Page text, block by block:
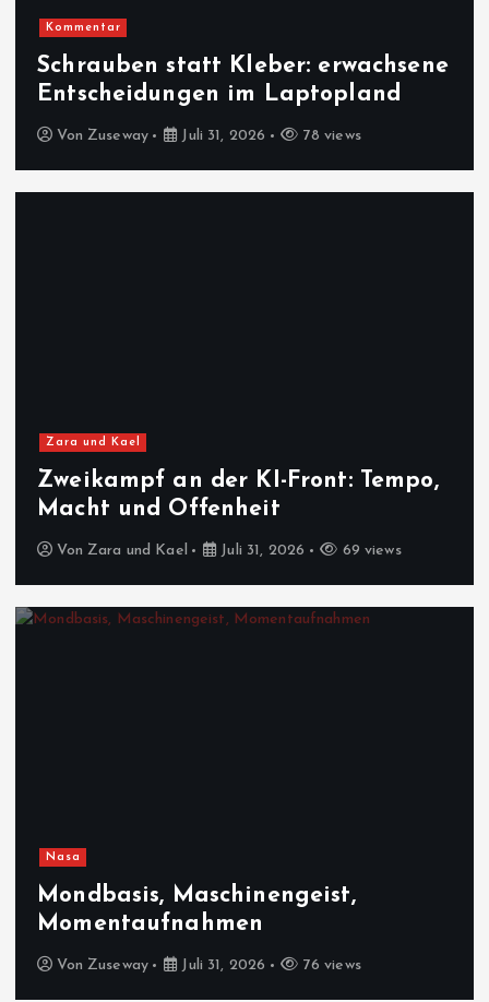
Kommentar
Schrauben statt Kleber: erwachsene
Entscheidungen im Laptopland
Von Zuseway Juli 31, 2026 78 views
Zara und Kael
Zweikampf an der KI-Front: Tempo,
Macht und Offenheit
Von Zara und Kael Juli 31, 2026 69 views
Nasa
Mondbasis, Maschinengeist,
Momentaufnahmen
Von Zuseway Juli 31, 2026 76 views